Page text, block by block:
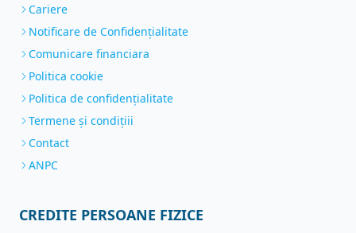
Cariere
Notificare de Confidenţialitate
Comunicare financiara
Politica cookie
Politica de confidențialitate
Termene și condițiii
Contact
ANPC
CREDITE PERSOANE FIZICE